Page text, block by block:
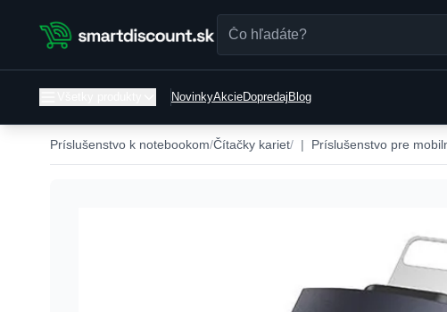
NovinkyAkcieDopredaj Blog
Príslušenstvo k notebookom Čítačky kariet | Príslušenstvo pre